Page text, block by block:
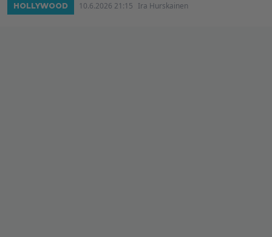
HOLLYWOOD 10.6.2026 21:15 Ira Hurskainen